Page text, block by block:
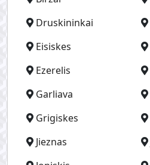
Druskininkai
Eisiskes
Ezerelis
Garliava
Grigiskes
Jieznas